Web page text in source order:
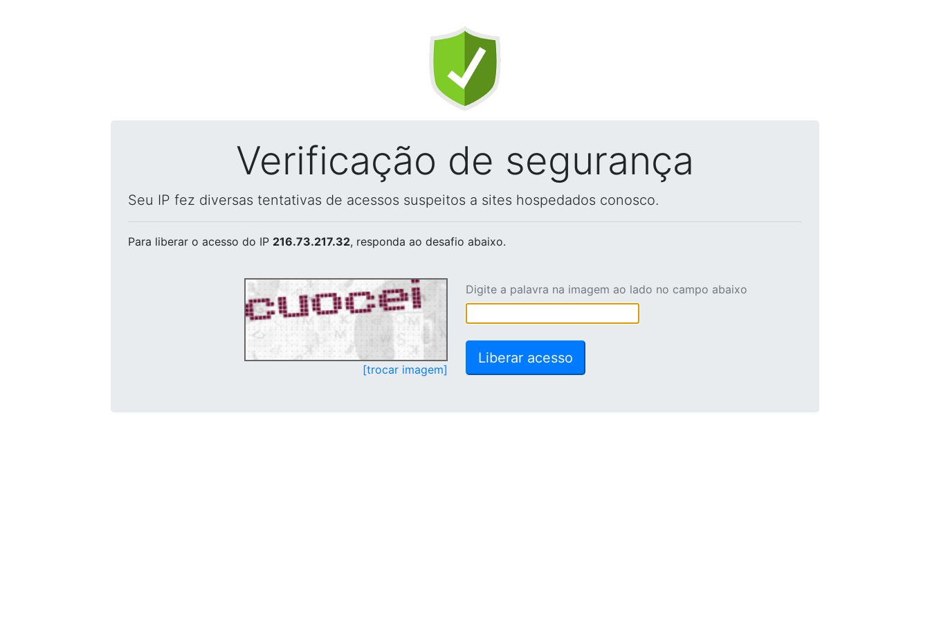
Verificação de segurança
Seu IP fez diversas tentativas de acessos suspeitos a sites hospedados conosco.
Para liberar o acesso do IP 216.73.217.32, responda ao desafio abaixo.
[trocar imagem]
Digite a palavra na imagem ao lado no campo abaixo